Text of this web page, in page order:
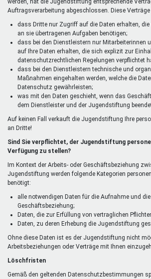
Auftragsverarbeitung abgeschlossen. Diese Verträge
dass Dritte nur Zugriff auf die Daten erhalten,
an sie übertragenen Aufgaben benötigen;
dass bei den Dienstleistern nur Mitarbeiterinnen
auf Ihre Daten erhalten, die sich explizit zur
datenschutzrechtlichen Regelungen verpflichtet
dass bei den Dienstleistern technische und
Maßnahmen eingehalten werden, welche die
Datenschutz gewährleisten;
was mit den Daten geschieht, wenn das
dem Dienstleister und der Jugendstiftung
Auf keinen Fall verkauft die Jugendstiftung Ihre
an Dritte!
Sind Sie verpflichtet, der Jugendstiftung
Verfügung zu stellen?
Im Kontext der Arbeits- oder Geschäftsbeziehung
Jugendstiftung werden folgende Kategorien
benötigt:
alle notwendigen Daten für die Aufnahme und
Geschäftsbeziehung;
Daten, die zur Erfüllung von vertraglichen
Daten, zu deren Erhebung die Jugendstiftung
Ohne diese Daten ist es der Jugendstiftung nicht
Arbeitsbeziehungen oder Verträge mit Ihnen
Löschfristen
Gemäß den geltenden Datenschutzbestimmungen